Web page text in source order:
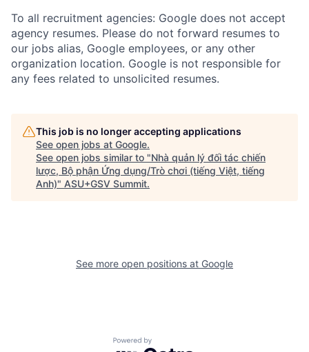
To all recruitment agencies: Google does not accept
agency resumes. Please do not forward resumes to
our jobs alias, Google employees, or any other
organization location. Google is not responsible for
any fees related to unsolicited resumes.
This job is no longer accepting applications
See open jobs at Google.
See open jobs similar to "Nhà quản lý đối tác chiến
lược, Bộ phận Ứng dụng/Trò chơi (tiếng Việt, tiếng
Anh)" ASU+GSV Summit.
See more open positions at Google
Powered by Getro.com